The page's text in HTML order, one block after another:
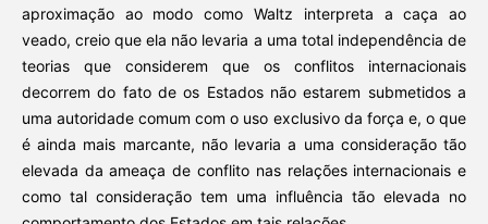
aproximação ao modo como Waltz interpreta a caça ao
veado, creio que ela não levaria a uma total independência de
teorias que considerem que os conflitos internacionais
decorrem do fato de os Estados não estarem submetidos a
uma autoridade comum com o uso exclusivo da força e, o que
é ainda mais marcante, não levaria a uma consideração tão
elevada da ameaça de conflito nas relações internacionais e
como tal consideração tem uma influência tão elevada no